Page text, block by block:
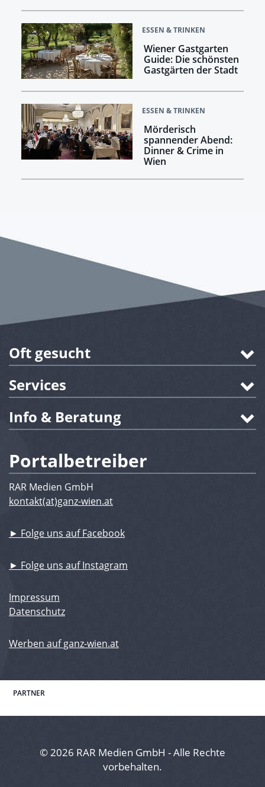
ESSEN & TRINKEN
Wiener Gastgarten
Guide: Die schönsten
Gastgärten der Stadt
ESSEN & TRINKEN
Mörderisch
spannender Abend:
Dinner & Crime in
Wien
Oft gesucht
Services
Info & Beratung
Portalbetreiber
RAR Medien GmbH
kontakt(at)ganz-wien.at
► Folge uns auf Facebook
► Folge uns auf Instagram
Impressum
Datenschutz
Werben auf ganz-wien.at
PARTNER
© 2026 RAR Medien GmbH - Alle Rechte
vorbehalten.